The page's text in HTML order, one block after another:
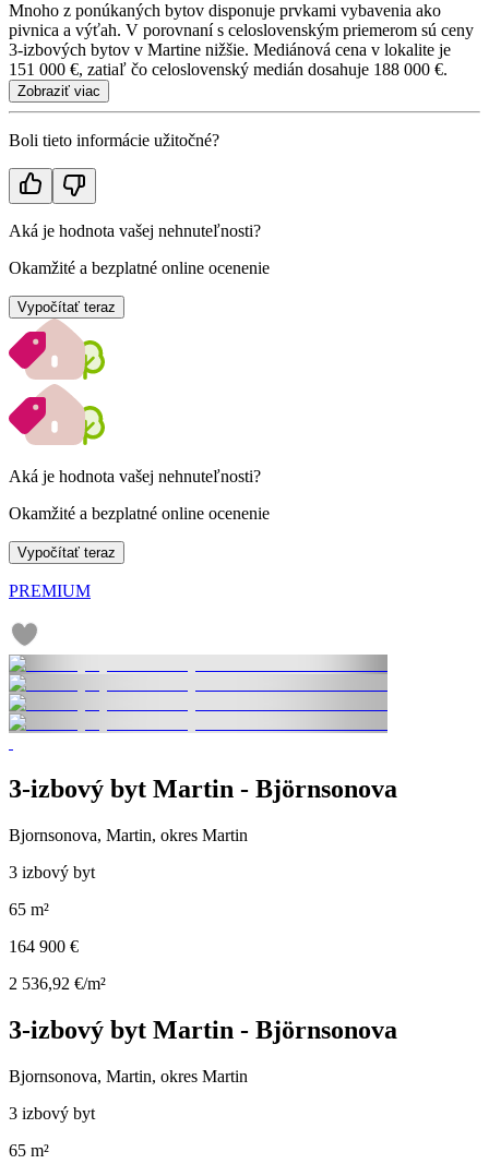
Mnoho z ponúkaných bytov disponuje prvkami vybavenia ako
pivnica a výťah. V porovnaní s celoslovenským priemerom sú ceny
3-izbových bytov v Martine nižšie. Mediánová cena v lokalite je
151 000 €, zatiaľ čo celoslovenský medián dosahuje 188 000 €.
Zobraziť viac
Boli tieto informácie užitočné?
Aká je hodnota vašej nehnuteľnosti?
Okamžité a bezplatné online ocenenie
Vypočítať teraz
Aká je hodnota vašej nehnuteľnosti?
Okamžité a bezplatné online ocenenie
Vypočítať teraz
PREMIUM
3-izbový byt Martin - Björnsonova
Bjornsonova, Martin, okres Martin
3 izbový byt
65 m²
164 900 €
2 536,92 €/m²
3-izbový byt Martin - Björnsonova
Bjornsonova, Martin, okres Martin
3 izbový byt
65 m²